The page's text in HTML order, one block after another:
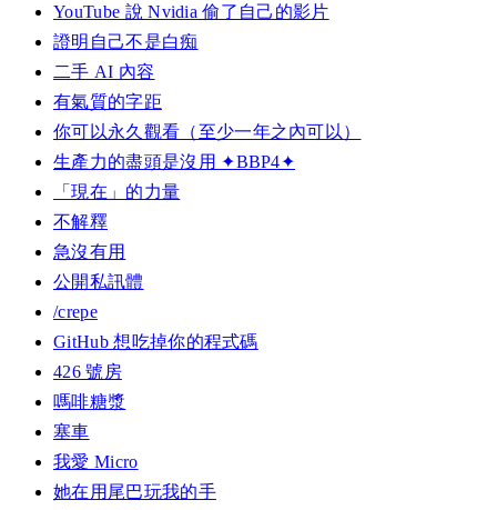
YouTube 說 Nvidia 偷了自己的影片
證明自己不是白痴
二手 AI 內容
有氣質的字距
你可以永久觀看（至少一年之內可以）
生產力的盡頭是沒用 ✦BBP4✦
「現在」的力量
不解釋
急沒有用
公開私訊體
/crepe
GitHub 想吃掉你的程式碼
426 號房
嗎啡糖漿
塞車
我愛 Micro
她在用尾巴玩我的手